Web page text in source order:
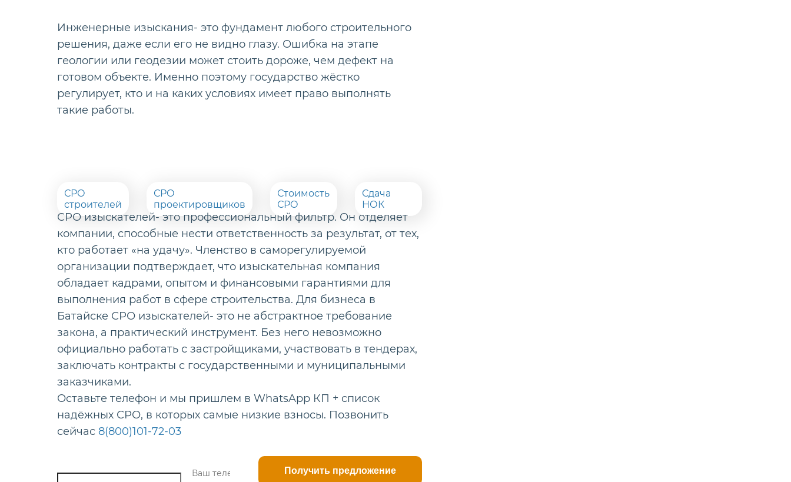
Инженерные изыскания- это фундамент любого строительного
решения, даже если его не видно глазу. Ошибка на этапе
геологии или геодезии может стоить дороже, чем дефект на
готовом объекте. Именно поэтому государство жёстко
регулирует, кто и на каких условиях имеет право выполнять
такие работы.
СРО
строителей
СРО
проектировщиков
Стоимость
СРО
Сдача
НОК
СРО изыскателей- это профессиональный фильтр. Он отделяет
компании, способные нести ответственность за результат, от тех,
кто работает «на удачу». Членство в саморегулируемой
организации подтверждает, что изыскательная компания
обладает кадрами, опытом и финансовыми гарантиями для
выполнения работ в сфере строительства. Для бизнеса в
Батайске СРО изыскателей- это не абстрактное требование
закона, а практический инструмент. Без него невозможно
официально работать с застройщиками, участвовать в тендерах,
заключать контракты с государственными и муниципальными
заказчиками.
Оставьте телефон и мы пришлем в WhatsApp КП + список
надёжных СРО, в которых самые низкие взносы. Позвонить
сейчас 8(800)101-72-03